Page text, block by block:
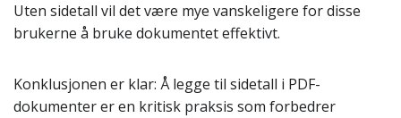
Uten sidetall vil det være mye vanskeligere for disse
brukerne å bruke dokumentet effektivt.
Konklusjonen er klar: Å legge til sidetall i PDF-
dokumenter er en kritisk praksis som forbedrer